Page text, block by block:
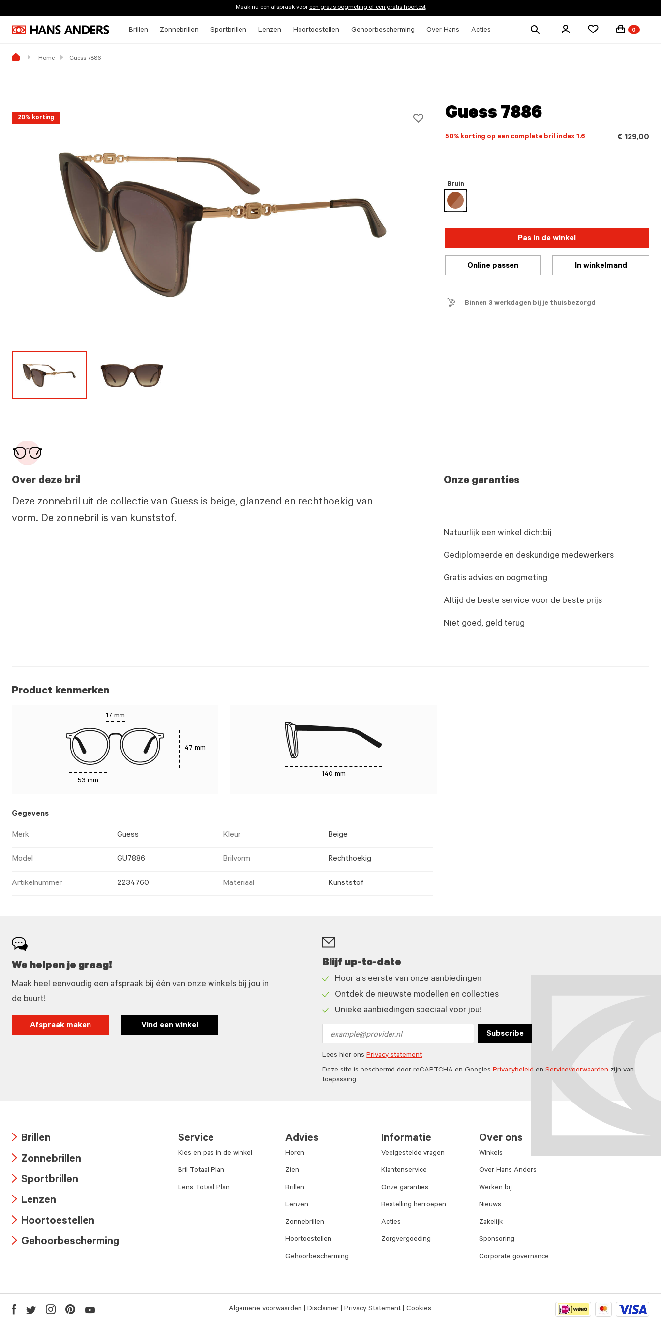
Maak nu een afspraak vooreen gratis oogmeting of een gratis hoortest
Brillen Zonnebrillen Sportbrillen Lenzen Hoortoestellen Gehoorbescherming Over Hans Acties
Zoek
0
Home Guess 7886
20% korting Guess 7886
50% korting op een complete bril index 1.6 € 129,00
Bruin
geselecteerd
Pas in de winkel
Online passen In winkelmand
Binnen 3 werkdagen bij je thuisbezorgd
Over deze bril
Deze zonnebril uit de collectie van Guess is beige, glanzend en rechthoekig van
vorm. De zonnebril is van kunststof.
Onze garanties
Natuurlijk een winkel dichtbij
Gediplomeerde en deskundige medewerkers
Gratis advies en oogmeting
Altijd de beste service voor de beste prijs
Niet goed, geld terug
Product kenmerken
17 mm
53 mm
47 mm
140 mm
Gegevens
Merk Guess Kleur Beige
Model GU7886 Brilvorm Rechthoekig
Artikelnummer 2234760 Materiaal Kunststof
We helpen je graag!
Maak heel eenvoudig een afspraak bij één van onze winkels bij jou in
de buurt!
Afspraak maken Vind een winkel
Blijf up-to-date
icon
Hoor als eerste van onze aanbiedingen
icon
Ontdek de nieuwste modellen en collecties
Unieke aanbiedingen speciaal voor jou!
address
Subscribe
Lees hier onsPrivacy statement
Deze site is beschermd door reCAPTCHA en GooglesPrivacybeleidenServicevoorwaardenzijn van
toepassing
icon
Brillen
icon
Zonnebrillen
icon
Sportbrillen
icon
Lenzen
icon
Hoortoestellen
Gehoorbescherming
Service
Kies en pas in de winkel
Bril Totaal Plan
Lens Totaal Plan
Advies
Horen
Zien
Brillen
Lenzen
Zonnebrillen
Hoortoestellen
Gehoorbescherming
Informatie
Veelgestelde vragen
Klantenservice
Onze garanties
Bestelling herroepen
Acties
Zorgvergoeding
Over ons
Winkels
Over Hans Anders
Werken bij
Nieuws
Zakelijk
Sponsoring
Corporate governance
Algemene voorwaarden Disclaimer Privacy Statement Cookies